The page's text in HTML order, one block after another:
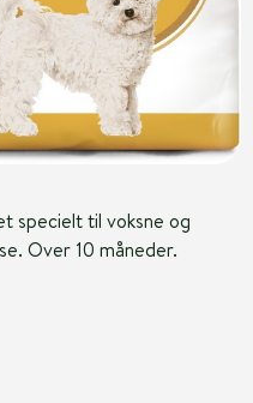
specielt til voksne og
Over 10 måneder.